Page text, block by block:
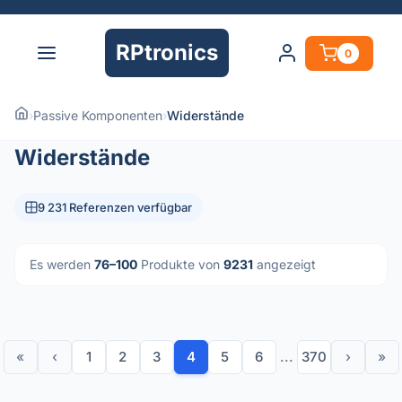
RPtronics 0
›Passive Komponenten›Widerstände
Widerstände
9 231 Referenzen verfügbar
Es werden 76–100 Produkte von 9231 angezeigt
« ‹ 1 2 3 4 5 6 ... 370 › »